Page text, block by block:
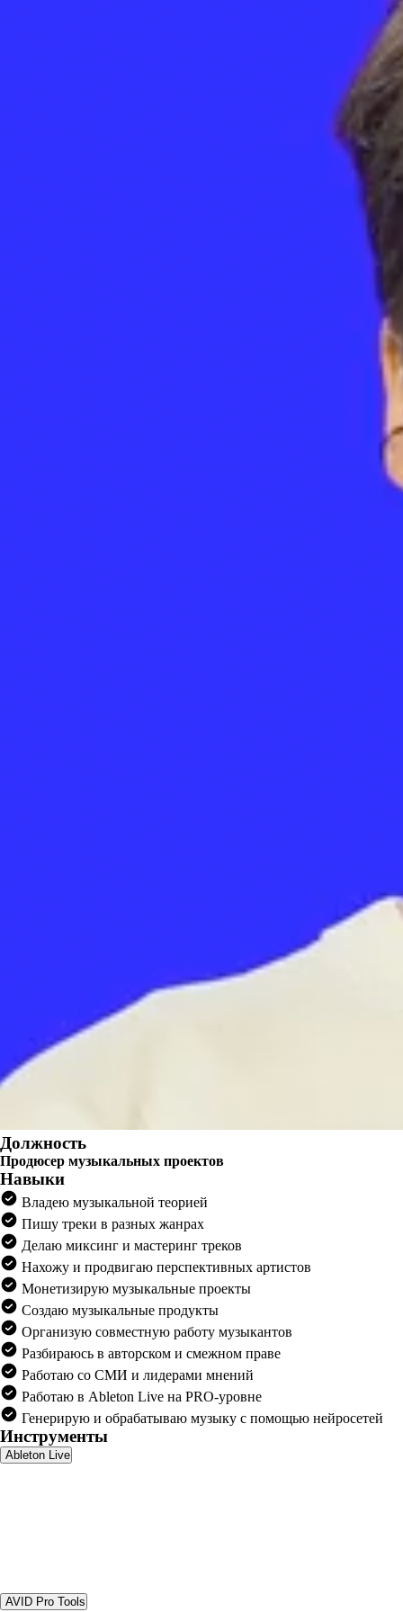
Должность
Продюсер музыкальных проектов
Навыки
Владею музыкальной теорией
Пишу треки в разных жанрах
Делаю миксинг и мастеринг треков
Нахожу и продвигаю перспективных артистов
Монетизирую музыкальные проекты
Создаю музыкальные продукты
Организую совместную работу музыкантов
Разбираюсь в авторском и смежном праве
Работаю со СМИ и лидерами мнений
Работаю в Ableton Live на PRO-уровне
Генерирую и обрабатываю музыку с помощью нейросетей
Инструменты
Ableton Live
AVID Pro Tools